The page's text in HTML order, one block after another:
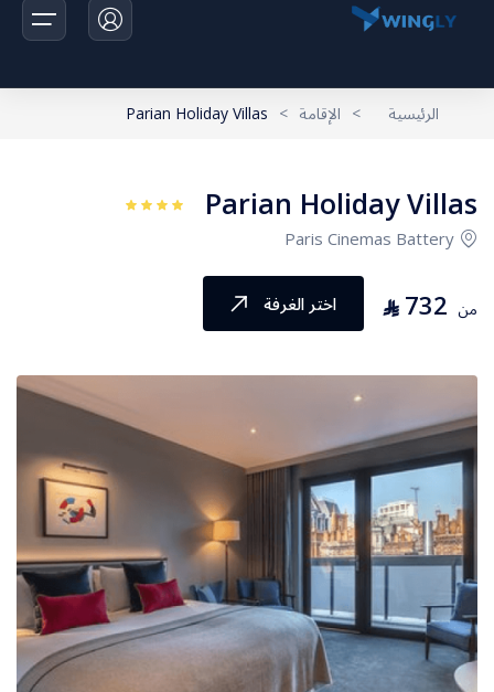
الرحلات
تواصل معانا
الرئيسية > الإقامة >
Parian Holiday Villas
Parian Holiday Villas
Paris Cinemas Battery
من 732
⃁ اختر الغرفة